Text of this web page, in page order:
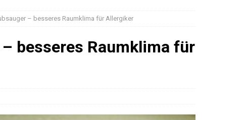
im Alter: Welche harmlos sind und wann Sie zum Arzt sollten
bei Parkinson: Wenn sich Wesen und Gefühle
– besseres Raumklima für Allergiker
besseres Raumklima für